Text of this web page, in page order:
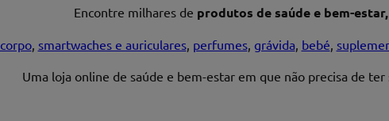
Encontre milhares de produtos de saúde e bem-
corpo, smartwaches e auriculares, perfumes, grávida, bebé,
Uma loja online de saúde e bem-estar em que não precisa de